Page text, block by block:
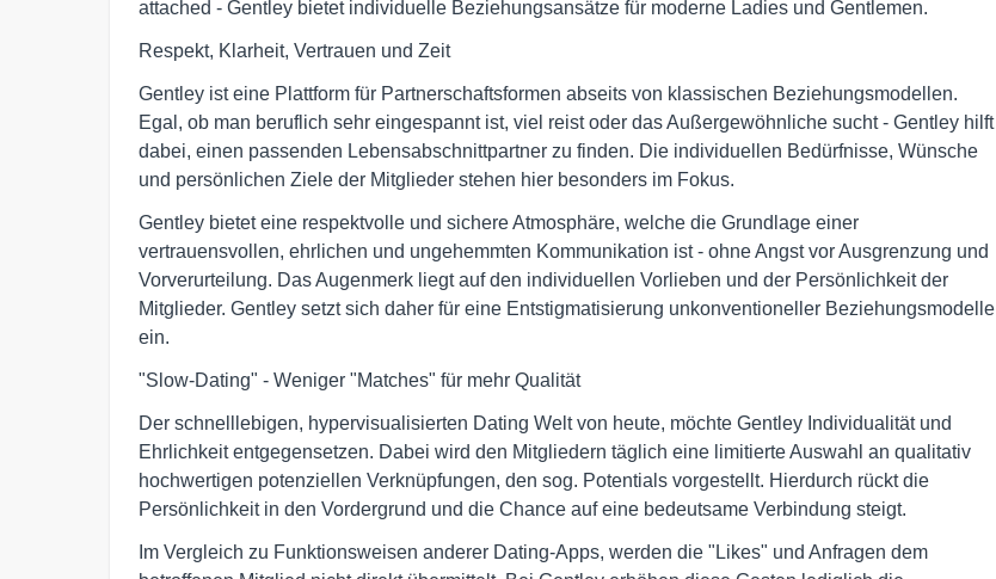
attached - Gentley bietet individuelle Beziehungsansätze für moderne Ladies und Gentlemen.
Respekt, Klarheit, Vertrauen und Zeit
Gentley ist eine Plattform für Partnerschaftsformen abseits von klassischen Beziehungsmodellen.
Egal, ob man beruflich sehr eingespannt ist, viel reist oder das Außergewöhnliche sucht - Gentley hilft
dabei, einen passenden Lebensabschnittpartner zu finden. Die individuellen Bedürfnisse, Wünsche
und persönlichen Ziele der Mitglieder stehen hier besonders im Fokus.
Gentley bietet eine respektvolle und sichere Atmosphäre, welche die Grundlage einer
vertrauensvollen, ehrlichen und ungehemmten Kommunikation ist - ohne Angst vor Ausgrenzung und
Vorverurteilung. Das Augenmerk liegt auf den individuellen Vorlieben und der Persönlichkeit der
Mitglieder. Gentley setzt sich daher für eine Entstigmatisierung unkonventioneller Beziehungsmodelle
ein.
"Slow-Dating" - Weniger "Matches" für mehr Qualität
Der schnelllebigen, hypervisualisierten Dating Welt von heute, möchte Gentley Individualität und
Ehrlichkeit entgegensetzen. Dabei wird den Mitgliedern täglich eine limitierte Auswahl an qualitativ
hochwertigen potenziellen Verknüpfungen, den sog. Potentials vorgestellt. Hierdurch rückt die
Persönlichkeit in den Vordergrund und die Chance auf eine bedeutsame Verbindung steigt.
Im Vergleich zu Funktionsweisen anderer Dating-Apps, werden die "Likes" und Anfragen dem